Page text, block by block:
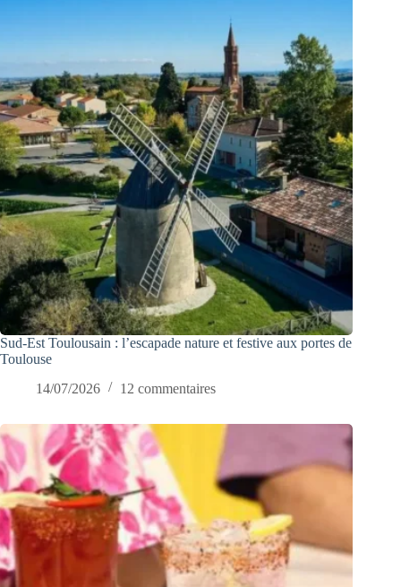
Sud-Est Toulousain : l’escapade nature et festive aux portes de
Toulouse
14/07/2026
12 commentaires